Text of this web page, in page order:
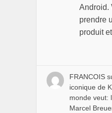
Android.
prendre
produit
FRANCOIS
iconique de
monde veut:
Marcel